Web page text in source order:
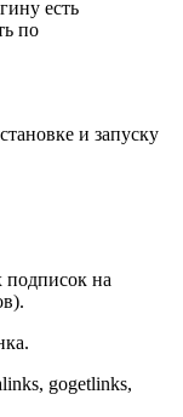
есть
по
и запуску
подписок на
gogetlinks,